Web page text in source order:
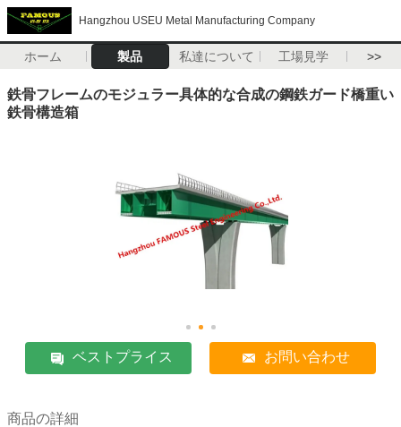
Hangzhou USEU Metal Manufacturing Company
ホーム 製品 私達について 工場見学 >>
鉄骨フレームのモジュラー具体的な合成の鋼鉄ガード橋重い
鉄骨構造箱
ベストプライス お問い合わせ
商品の詳細